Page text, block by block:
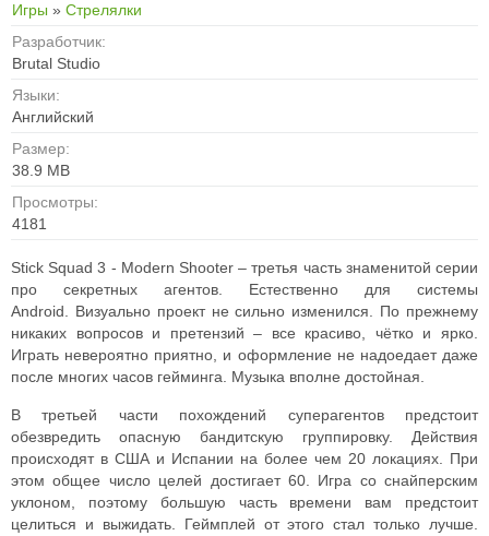
Игры » Стрелялки
Разработчик:
Brutal Studio
Языки:
Английский
Размер:
38.9 MB
Просмотры:
4181
Stick Squad 3 - Modern Shooter – третья часть знаменитой серии
про секретных агентов. Естественно для системы
Аndroid. Визуально проект не сильно изменился. По прежнему
никаких вопросов и претензий – все красиво, чётко и ярко.
Играть невероятно приятно, и оформление не надоедает даже
после многих часов гейминга. Музыка вполне достойная.
В третьей части похождений суперагентов предстоит
обезвредить опасную бандитскую группировку. Действия
происходят в США и Испании на более чем 20 локациях. При
этом общее число целей достигает 60. Игра со снайперским
уклоном, поэтому большую часть времени вам предстоит
целиться и выжидать. Геймплей от этого стал только лучше.